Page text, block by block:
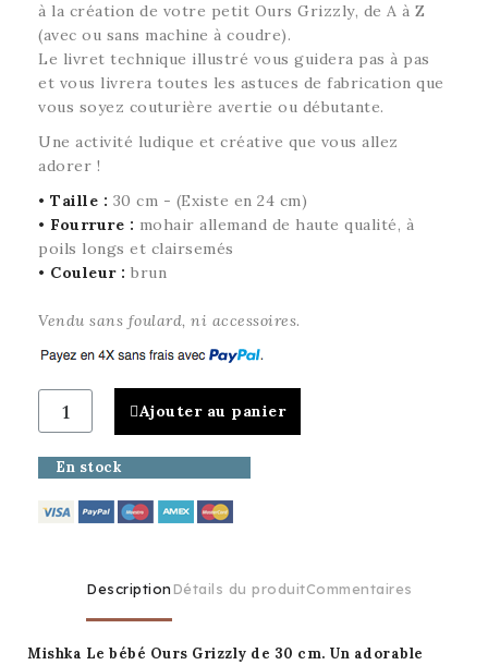
à la création de votre petit Ours Grizzly, de A à Z
(avec ou sans machine à coudre).
Le livret technique illustré vous guidera pas à pas
et vous livrera toutes les astuces de fabrication que
vous soyez couturière avertie ou débutante.
Une activité ludique et créative que vous allez
adorer !
• Taille : 30 cm - (Existe en 24 cm)
• Fourrure : mohair allemand de haute qualité, à
poils longs et clairsemés
• Couleur : brun
Vendu sans foulard, ni accessoires.
Ajouter au panier
En stock
DescriptionDétails du produitCommentaires
Mishka Le bébé Ours Grizzly de 30 cm. Un adorable